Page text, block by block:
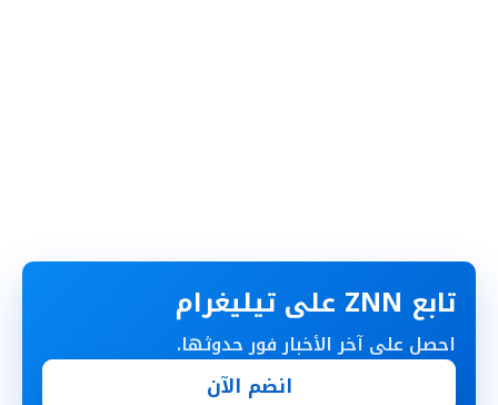
تابع ZNN على تيليغرام
احصل على آخر الأخبار فور حدوثها.
انضم الآن